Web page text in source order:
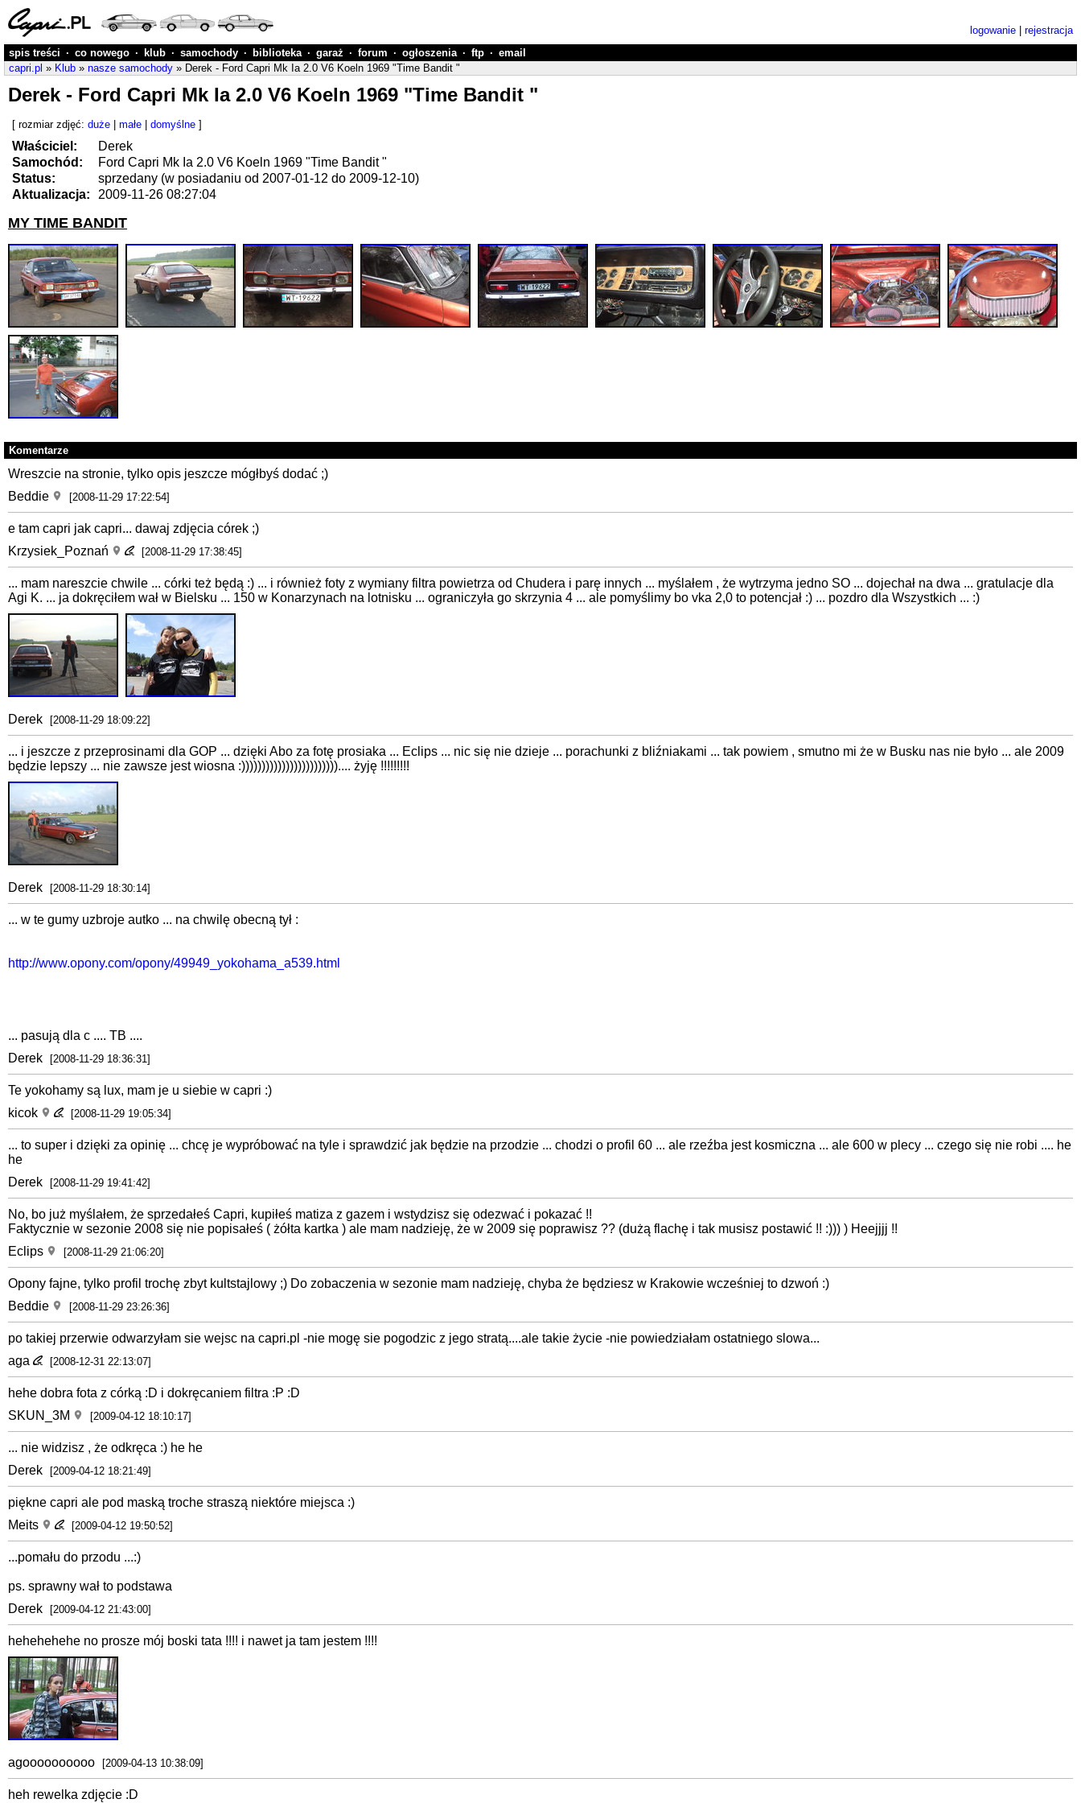
logowanie
rejestracja
spis treści · co nowego · klub · samochody · biblioteka · garaż · forum · ogłoszenia · ftp · email
capri.pl » Klub » nasze samochody » Derek - Ford Capri Mk Ia 2.0 V6 Koeln 1969 "Time Bandit "
Derek - Ford Capri Mk Ia 2.0 V6 Koeln 1969 "Time Bandit "
[ rozmiar zdjęć: duże małe domyślne ]
Właściciel:
Derek
Samochód:
Ford Capri Mk Ia 2.0 V6 Koeln 1969 "Time Bandit "
Status:
sprzedany (w posiadaniu od 2007-01-12 do 2009-12-10)
Aktualizacja:
2009-11-26 08:27:04
MY TIME BANDIT
Komentarze
Wreszcie na stronie, tylko opis jeszcze mógłbyś dodać ;)
Beddie
[2008-11-29 17:22:54]
e tam capri jak capri... dawaj zdjęcia córek ;)
Krzysiek_Poznań
[2008-11-29 17:38:45]
... mam nareszcie chwile ... córki też będą :) ... i również foty z wymiany filtra powietrza od Chudera i parę innych ... myślałem , że wytrzyma jedno SO ... dojechał na dwa ... gratulacje dla
Agi K. ... ja dokręciłem wał w Bielsku ... 150 w Konarzynach na lotnisku ... ograniczyła go skrzynia 4 ... ale pomyślimy bo vka 2,0 to potencjał :) ... pozdro dla Wszystkich ... :)
Derek [2008-11-29 18:09:22]
... i jeszcze z przeprosinami dla GOP ... dzięki Abo za fotę prosiaka ... Eclips ... nic się nie dzieje ... porachunki z bliźniakami ... tak powiem , smutno mi że w Busku nas nie było ... ale 2009
będzie lepszy ... nie zawsze jest wiosna :)))))))))))))))))))))))).... żyję !!!!!!!!!
Derek [2008-11-29 18:30:14]
... w te gumy uzbroje autko ... na chwilę obecną tył :
http://www.opony.com/opony/49949_yokohama_a539.html
... pasują dla c .... TB ....
Derek
[2008-11-29 18:36:31]
Te yokohamy są lux, mam je u siebie w capri :)
kicok
[2008-11-29 19:05:34]
... to super i dzięki za opinię ... chcę je wypróbować na tyle i sprawdzić jak będzie na przodzie ... chodzi o profil 60 ... ale rzeźba jest kosmiczna ... ale 600 w plecy ... czego się nie robi .... he
he
Derek
[2008-11-29 19:41:42]
No, bo już myślałem, że sprzedałeś Capri, kupiłeś matiza z gazem i wstydzisz się odezwać i pokazać !!
Faktycznie w sezonie 2008 się nie popisałeś ( żółta kartka ) ale mam nadzieję, że w 2009 się poprawisz ?? (dużą flachę i tak musisz postawić !! :))) ) Heejjjj !!
Eclips
[2008-11-29 21:06:20]
Opony fajne, tylko profil trochę zbyt kultstajlowy ;) Do zobaczenia w sezonie mam nadzieję, chyba że będziesz w Krakowie wcześniej to dzwoń :)
Beddie
[2008-11-29 23:26:36]
po takiej przerwie odwarzyłam sie wejsc na capri.pl -nie mogę sie pogodzic z jego stratą....ale takie życie -nie powiedziałam ostatniego slowa...
aga
[2008-12-31 22:13:07]
hehe dobra fota z córką :D i dokręcaniem filtra :P :D
SKUN_3M
[2009-04-12 18:10:17]
... nie widzisz , że odkręca :) he he
Derek
[2009-04-12 18:21:49]
piękne capri ale pod maską troche straszą niektóre miejsca :)
Meits
[2009-04-12 19:50:52]
...pomału do przodu ...:)
ps. sprawny wał to podstawa
Derek
[2009-04-12 21:43:00]
hehehehehe no prosze mój boski tata !!!! i nawet ja tam jestem !!!!
agoooooooooo [2009-04-13 10:38:09]
heh rewelka zdjęcie :D